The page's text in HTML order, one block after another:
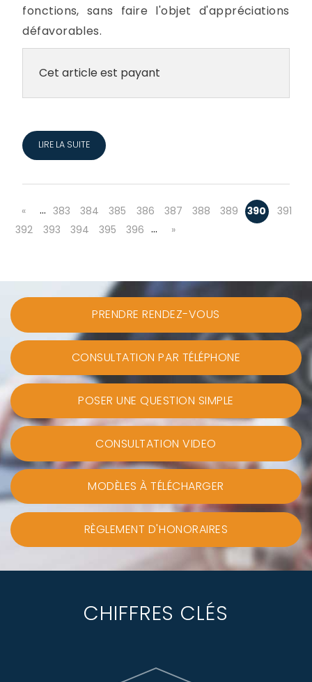
fonctions, sans faire l'objet d'appréciations
défavorables.
Cet article est payant
LIRE LA SUITE
« … 383 384 385 386 387 388 389 390
391
392
393 394 395 396 … »
PRENDRE RENDEZ-VOUS
CONSULTATION PAR TÉLÉPHONE
POSER UNE QUESTION SIMPLE
CONSULTATION VIDEO
MODÈLES À TÉLÉCHARGER
RÈGLEMENT D'HONORAIRES
CHIFFRES CLÉS